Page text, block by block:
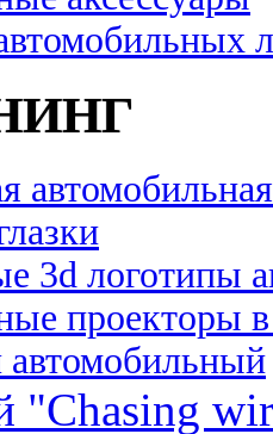
3d логотипы
проекторы
"Chasing